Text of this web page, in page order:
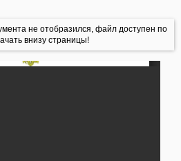
не отобразился, файл доступен по
внизу страницы!